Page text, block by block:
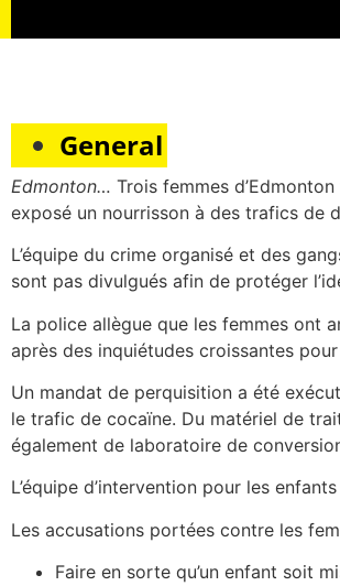
General
Edmonton… Trois femmes
exposé un nourrisson à des trafics de
L’équipe du crime organisé et des
sont pas divulgués afin de protéger
La police allègue que les femmes ont
après des inquiétudes croissantes
Un mandat de perquisition a été
le trafic de cocaïne. Du matériel de
également de laboratoire de
L’équipe d’intervention pour les
Les accusations portées contre les
Faire en sorte qu’un enfant soit